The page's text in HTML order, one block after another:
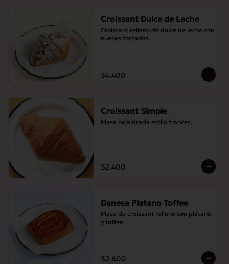
Croissant Dulce de Leche
Croissant relleno de dulce de leche con
nueces tostadas.
$4.400
Croissant Simple
Masa hojaldrada estilo frances.
$2.400
Danesa Platano Toffee
Masa de croissant relleno con plátano
y toffee.
$2.600